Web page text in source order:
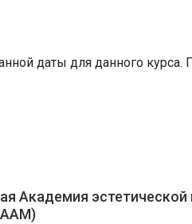
даты для данного курса.
Академия